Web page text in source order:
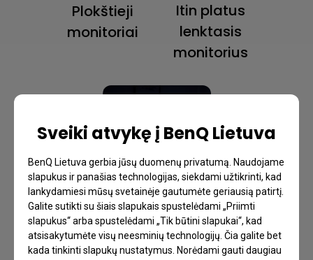
Sveiki atvykę į BenQ Lietuva
BenQ Lietuva gerbia jūsų duomenų privatumą. Naudojame
slapukus ir panašias technologijas, siekdami užtikrinti, kad
lankydamiesi mūsų svetainėje gautumėte geriausią patirtį.
Galite sutikti su šiais slapukais spustelėdami „Priimti
slapukus“ arba spustelėdami „Tik būtini slapukai“, kad
atsisakytumėte visų neesminių technologijų. Čia galite bet
kada tinkinti slapukų nustatymus. Norėdami gauti daugiau
Plokštieji
monitoriai
Itin platus
lenktasis
monitorius
Dvigubi
monitoriai